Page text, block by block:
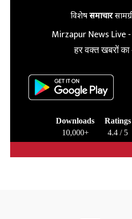
विशेषसमाचार
Mirzapur News Live
हर वक्त खबरों
Downloads
10,000+
Ratings
4.4 / 5